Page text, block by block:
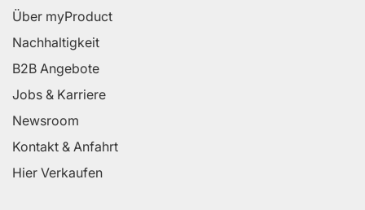
Über myProduct
Nachhaltigkeit
B2B Angebote
Jobs & Karriere
Newsroom
Kontakt & Anfahrt
Hier Verkaufen